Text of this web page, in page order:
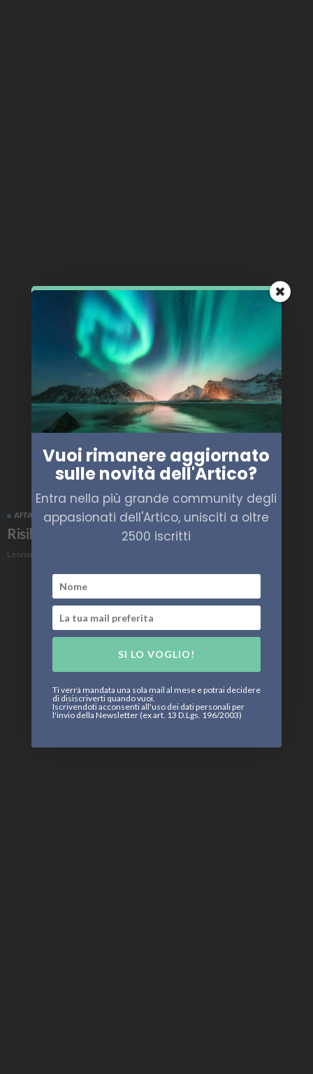
AFFARI MILITARI NEWS
Risiko Artico
Leonardo Parigi
Vuoi rimanere aggiornato
sulle novità dell'Artico?
Entra nella più grande community degli
appasionati dell'Artico, unisciti a oltre
2500 iscritti
SI LO VOGLIO!
Ti verrà mandata una sola mail al mese e potrai decidere
di disiscriverti quando vuoi.
Iscrivendoti acconsenti all'uso dei dati personali per
l'invio della Newsletter (ex art. 13 D.Lgs. 196/2003)